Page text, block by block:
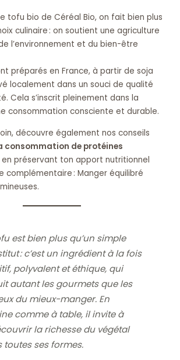
tofu bio de Céréal Bio, on fait bien plus
culinaire : on soutient une agriculture
l’environnement et du bien-être
préparés en France, à partir de soja
localement dans un souci de qualité
Cela s’inscrit pleinement dans la
consommation consciente et durable.
découvre également nos conseils
consommation de protéines
préservant ton apport nutritionnel
complémentaire : Manger équilibré
est bien plus qu’un simple
: c’est un ingrédient à la fois
polyvalent et éthique, qui
autant les gourmets que les
du mieux-manger. En
comme à table, il invite à
la richesse du végétal
toutes ses formes.